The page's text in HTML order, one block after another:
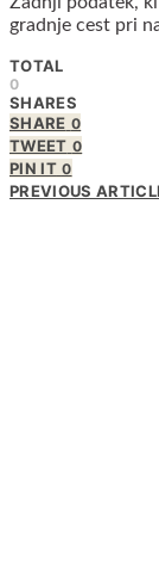
gradnje cest pri
TOTAL
0
SHARES
SHARE 0
TWEET 0
PIN IT 0
PREVIOUS